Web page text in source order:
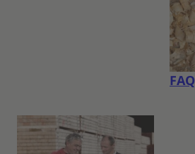
FAQ